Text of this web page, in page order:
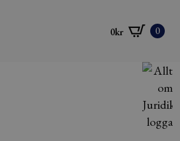
0kr 0